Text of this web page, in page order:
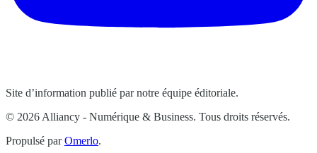
Site d’information publié par notre équipe éditoriale.
© 2026 Alliancy - Numérique & Business. Tous droits réservés.
Propulsé parOmerlo.